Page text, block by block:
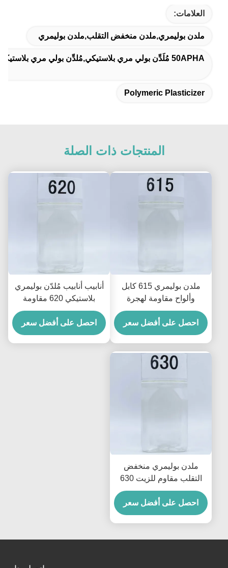
العلامات:
ملدن بوليمري,ملدن منخفض التقلب,ملدن بوليمري
50APHA مُلَدِّن بولي مري بلاستيكي,مُلدِّن بولي مري بلاستيكي للأغشية,مُلدِّنات خالية من الفثالات للألواح
Polymeric Plasticizer
المنتجات ذات الصلة
ملدن بوليمري 615 كابل
وألواح مقاومة لهجرة
المذيبات الزيتية
احصل على أفضل سعر
أنابيب أنابيب مُلدّن بوليمري
بلاستيكي 620 مقاومة
للاستخلاص للأشرطة
والكابلات
احصل على أفضل سعر
ملدن بوليمري منخفض
التقلب مقاوم للزيت 630
للأفلام والأسلاك
احصل على أفضل سعر